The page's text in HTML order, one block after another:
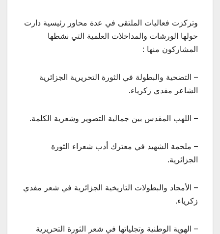
وتركزت فعاليات الملتقى في عدة محاور رئيسية دارت
حولها الورشات والمداخلات العلمية التي نشطها
المشاركون منها :
– التضحية والبطولة في الثورة التحريرية الجزائرية
الشاعر مفدي زكرياء.
– اللهب المقدس بين جمالية التصوير وشعرية الكلمة.
– ملحمة الشهيد في معترك أدب شعراء الثورة
الجزائرية.
– الأمجاد والبطولات التاريخية الجزائرية في شعر مفدي
زكرياء.
– الهوية الوطنية وتجلياتها في شعر الثورة التحريرية